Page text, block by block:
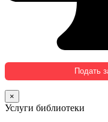
×
Услуги библиотеки